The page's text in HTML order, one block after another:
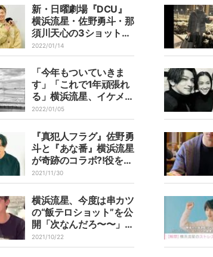
新・日曜劇場『DCU』
横浜流星・佐野勇斗・那
須川天心の3ショットに
「共演嬉しい」「リアタ
イさせていただきます」
と期待の声！
2022/01/14
「今年もついていきま
す」「これで1年頑張れ
る」横浜流星、イケメン
際立つモノクロショット
での新年の挨拶に喜びの
声！
2022/01/05
『真犯人フラグ』佐野勇
斗と『あな番』横浜流星
が奇跡のコラボ?!役をシ
ャッフルする姿にファン
胸アツ！「ビジュ完璧」
「お2人ともかわいい
ー」
2021/11/30
横浜流星、今度は串カツ
の“飯テロショット”を公
開「次なんだろ〜〜」
と“シリーズ化”に期待の
声
2021/10/22